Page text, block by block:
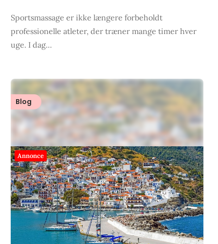
Sportsmassage er ikke længere forbeholdt
professionelle atleter, der træner mange timer hver
uge. I dag…
Blog
Annonce